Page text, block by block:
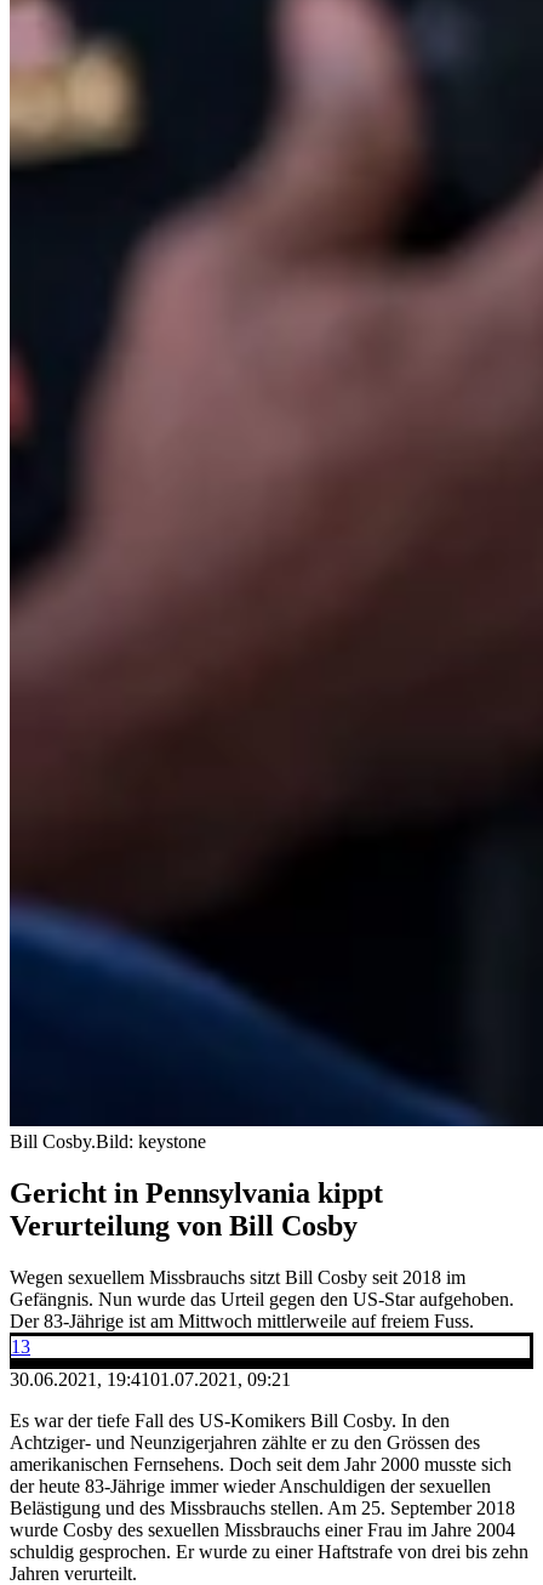
Bill Cosby.Bild: keystone
Gericht in Pennsylvania kippt
Verurteilung von Bill Cosby
Wegen sexuellem Missbrauchs sitzt Bill Cosby seit 2018 im
Gefängnis. Nun wurde das Urteil gegen den US-Star aufgehoben.
Der 83-Jährige ist am Mittwoch mittlerweile auf freiem Fuss.
13
30.06.2021, 19:4101.07.2021, 09:21
Es war der tiefe Fall des US-Komikers Bill Cosby. In den
Achtziger- und Neunzigerjahren zählte er zu den Grössen des
amerikanischen Fernsehens. Doch seit dem Jahr 2000 musste sich
der heute 83-Jährige immer wieder Anschuldigen der sexuellen
Belästigung und des Missbrauchs stellen. Am 25. September 2018
wurde Cosby des sexuellen Missbrauchs einer Frau im Jahre 2004
schuldig gesprochen. Er wurde zu einer Haftstrafe von drei bis zehn
Jahren verurteilt.